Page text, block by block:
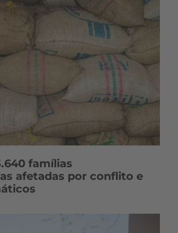
famílias
afetadas por conflito e